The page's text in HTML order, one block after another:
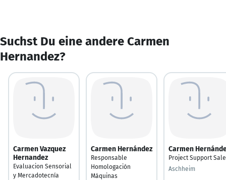
Suchst Du eine andere Carmen
Hernandez?
Carmen Vazquez
Hernandez
Evaluacion Sensorial
y Mercadotecnía
Carmen Hernández
Responsable
Homologación
Máquinas
Carmen
Project Support
Aschheim